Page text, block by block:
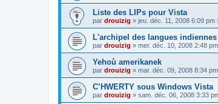
Liste des LIPs pour Vista
par drouizig » jeu. déc. 11, 2008 6:09 pm
L'archipel des langues indiennes
par drouizig » mer. déc. 10, 2008 2:48 pm
Yehoù amerikanek
par drouizig » mar. déc. 09, 2008 8:34 pm
C’HWERTY sous Windows Vista
par drouizig » sam. déc. 06, 2008 3:33